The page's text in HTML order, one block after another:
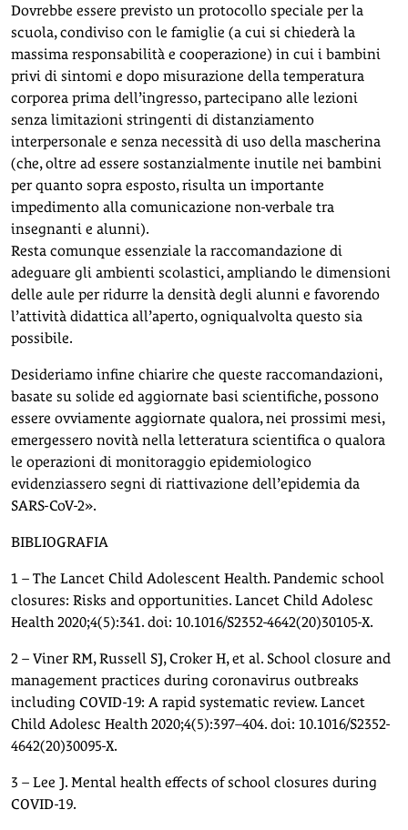
Dovrebbe essere previsto un protocollo speciale per la
scuola, condiviso con le famiglie (a cui si chiederà la
massima responsabilità e cooperazione) in cui i bambini
privi di sintomi e dopo misurazione della temperatura
corporea prima dell’ingresso, partecipano alle lezioni
senza limitazioni stringenti di distanziamento
interpersonale e senza necessità di uso della mascherina
(che, oltre ad essere sostanzialmente inutile nei bambini
per quanto sopra esposto, risulta un importante
impedimento alla comunicazione non-verbale tra
insegnanti e alunni).
Resta comunque essenziale la raccomandazione di
adeguare gli ambienti scolastici, ampliando le dimensioni
delle aule per ridurre la densità degli alunni e favorendo
l’attività didattica all’aperto, ogniqualvolta questo sia
possibile.
Desideriamo infine chiarire che queste raccomandazioni,
basate su solide ed aggiornate basi scientifiche, possono
essere ovviamente aggiornate qualora, nei prossimi mesi,
emergessero novità nella letteratura scientifica o qualora
le operazioni di monitoraggio epidemiologico
evidenziassero segni di riattivazione dell’epidemia da
SARS-CoV-2».
BIBLIOGRAFIA
1 – The Lancet Child Adolescent Health. Pandemic school
closures: Risks and opportunities. Lancet Child Adolesc
Health 2020;4(5):341. doi: 10.1016/S2352-4642(20)30105-X.
2 – Viner RM, Russell SJ, Croker H, et al. School closure and
management practices during coronavirus outbreaks
including COVID-19: A rapid systematic review. Lancet
Child Adolesc Health 2020;4(5):397–404. doi: 10.1016/S2352-
4642(20)30095-X.
3 – Lee J. Mental health effects of school closures during
COVID-19.